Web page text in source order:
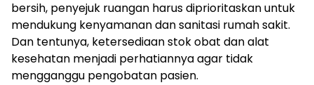
bersih, penyejuk ruangan harus diprioritaskan untuk
mendukung kenyamanan dan sanitasi rumah sakit.
Dan tentunya, ketersediaan stok obat dan alat
kesehatan menjadi perhatiannya agar tidak
mengganggu pengobatan pasien.